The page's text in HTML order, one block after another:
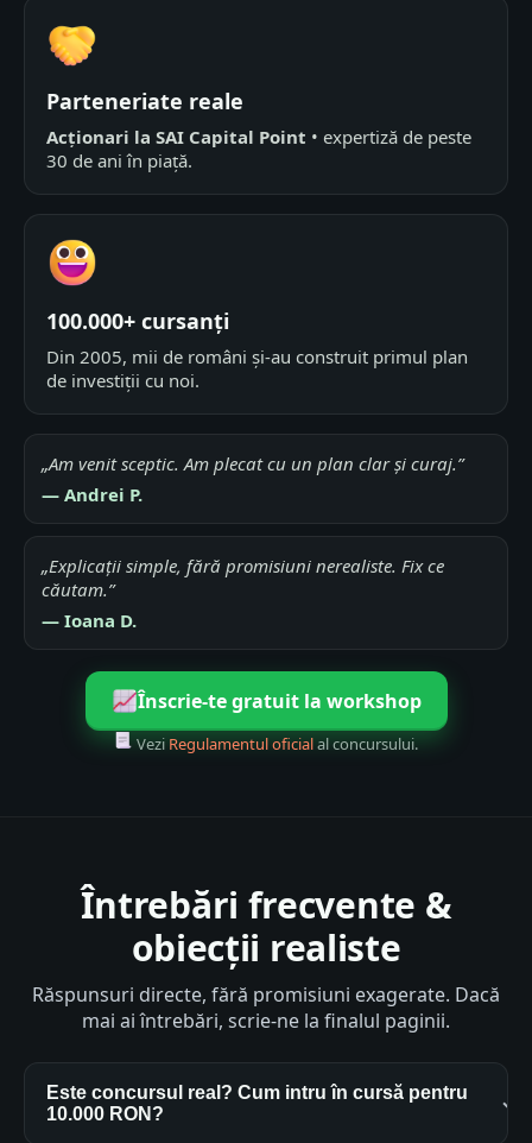
Parteneriate reale
Acționari la SAI Capital Point • expertiză de peste
30 de ani în piață.
100.000+ cursanți
Din 2005, mii de români și-au construit primul plan
de investiții cu noi.
„Am venit sceptic. Am plecat cu un plan clar și curaj.”
— Andrei P.
„Explicații simple, fără promisiuni nerealiste. Fix ce
căutam.”
— Ioana D.
Înscrie-te gratuit la workshop
VeziRegulamentul oficialal concursului.
Întrebări frecvente &
obiecții realiste
Răspunsuri directe, fără promisiuni exagerate. Dacă
mai ai întrebări, scrie-ne la finalul paginii.
Este concursul real? Cum intru în cursă pentru
10.000 RON?